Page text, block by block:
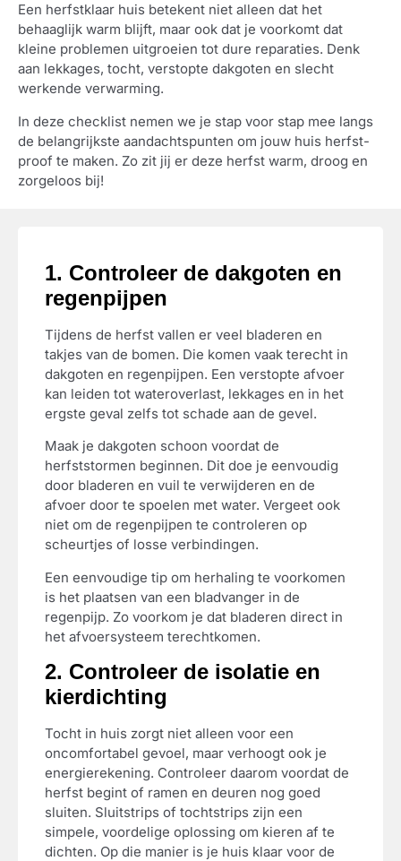
Een herfstklaar huis betekent niet alleen dat het
behaaglijk warm blijft, maar ook dat je voorkomt dat
kleine problemen uitgroeien tot dure reparaties. Denk
aan lekkages, tocht, verstopte dakgoten en slecht
werkende verwarming.
In deze checklist nemen we je stap voor stap mee langs
de belangrijkste aandachtspunten om jouw huis herfst-
proof te maken. Zo zit jij er deze herfst warm, droog en
zorgeloos bij!
1. Controleer de dakgoten en
regenpijpen
Tijdens de herfst vallen er veel bladeren en
takjes van de bomen. Die komen vaak terecht in
dakgoten en regenpijpen. Een verstopte afvoer
kan leiden tot wateroverlast, lekkages en in het
ergste geval zelfs tot schade aan de gevel.
Maak je dakgoten schoon voordat de
herfststormen beginnen. Dit doe je eenvoudig
door bladeren en vuil te verwijderen en de
afvoer door te spoelen met water. Vergeet ook
niet om de regenpijpen te controleren op
scheurtjes of losse verbindingen.
Een eenvoudige tip om herhaling te voorkomen
is het plaatsen van een bladvanger in de
regenpijp. Zo voorkom je dat bladeren direct in
het afvoersysteem terechtkomen.
2. Controleer de isolatie en
kierdichting
Tocht in huis zorgt niet alleen voor een
oncomfortabel gevoel, maar verhoogt ook je
energierekening. Controleer daarom voordat de
herfst begint of ramen en deuren nog goed
sluiten. Sluitstrips of tochtstrips zijn een
simpele, voordelige oplossing om kieren af te
dichten. Op die manier is je huis klaar voor de